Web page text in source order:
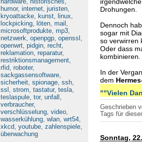
humor, internet, juristen,
kryoattacke, kunst, linux,
lockpicking, löten, mail ,
microsoftprodukte, mp3,
netzwerk, openpgp, openssl ,
openwrt, pidgin, recht,
reklamation, reparatur,
restriktionsmanagement,
rfid, roboter,
sackgassensoftware,
sicherheit, spionage, ssh,
ssl , strom, tastatur, tesla,
teslaspule, tor, unfall ,
verbraucher,
verschlüsselung, video,
wasserkühlung, wlan, wrt54,
xkcd, youtube, zahlenspiele,
überwachung
Drohungen.
Dennoch
sogar mit
so verwirren
Oder dass
kombinieren.
In der
dem
""Vielen
Geschrieben
Tags für
Sonntag,